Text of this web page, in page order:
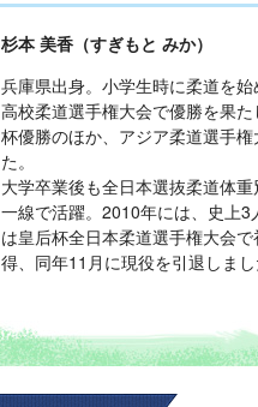
杉本 美香（すぎもと みか）
兵庫県出身。小学生時に柔道を
高校柔道選手権大会で優勝を果
杯優勝のほか、アジア柔道選手
た。
大学卒業後も全日本選抜柔道体
一線で活躍。2010年には、史上
は皇后杯全日本柔道選手権大会
得、同年11月に現役を引退しま